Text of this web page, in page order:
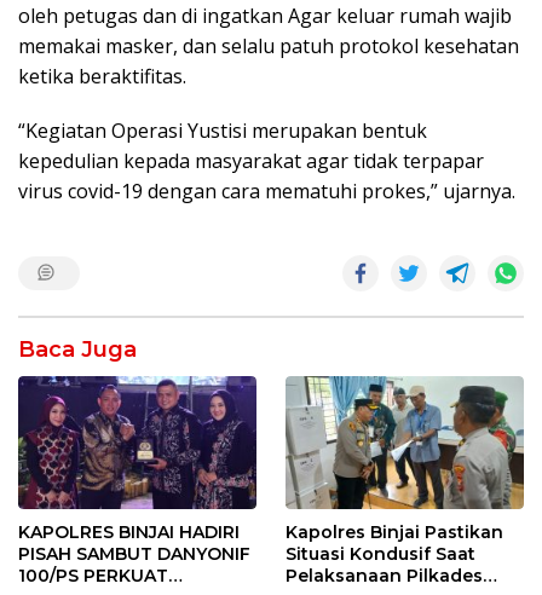
oleh petugas dan di ingatkan Agar keluar rumah wajib
memakai masker, dan selalu patuh protokol kesehatan
ketika beraktifitas.
“Kegiatan Operasi Yustisi merupakan bentuk
kepedulian kepada masyarakat agar tidak terpapar
virus covid-19 dengan cara mematuhi prokes,” ujarnya.
Baca Juga
KAPOLRES BINJAI HADIRI
PISAH SAMBUT DANYONIF
100/PS PERKUAT
Kapolres Binjai Pastikan
Situasi Kondusif Saat
Pelaksanaan Pilkades